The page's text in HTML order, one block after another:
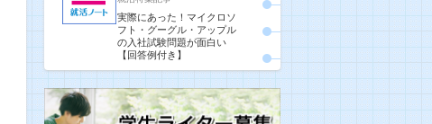
実際にあった！マイクロソ
フト・グーグル・アップル
の入社試験問題が面白い
【回答例付き】